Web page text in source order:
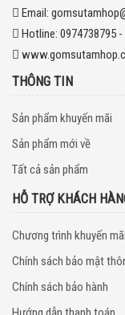
Email:
Hotline: 0974738795
THÔNG TIN
Sản phẩm khuyến mãi
Sản phẩm mới về
Tất cả sản phẩm
HỖ TRỢ KHÁCH
Chương trình khuyến mãi
Chính sách bảo mật
Chính sách bảo hành